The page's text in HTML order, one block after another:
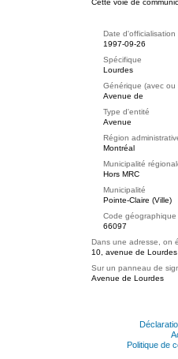
Cette voie de
Date d'officialisation
1997-09-26
Spécifique
Lourdes
Générique (avec ou
Avenue de
Type d'entité
Avenue
Région
Montréal
Municipalité
Hors MRC
Municipalité
Pointe-Claire (Ville)
Code géographique
66097
Dans une adresse, on
10, avenue de Lourdes
Sur un panneau de
Avenue de Lourdes
Politique de